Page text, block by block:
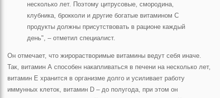
несколько лет. Поэтому цитрусовые, смородина,
клубника, брокколи и другие богатые витамином С
продукты должны присутствовать в рационе каждый
день", – отметил специалист.
Он отмечает, что жирорастворимые витамины ведут себя иначе.
Так, витамин А способен накапливаться в печени на несколько лет,
витамин Е хранится в организме долго и усиливает работу
иммунных клеток, витамин D – до полугода, при этом он